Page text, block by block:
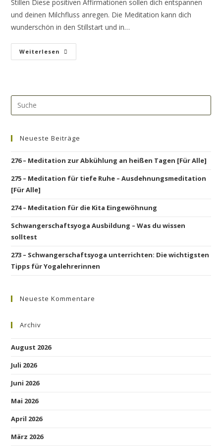
Stillen Diese positiven Affirmationen sollen dich entspannen
und deinen Milchfluss anregen. Die Meditation kann dich
wunderschön in den Stillstart und in…
Weiterlesen
Neueste Beiträge
276 – Meditation zur Abkühlung an heißen Tagen [Für Alle]
275 – Meditation für tiefe Ruhe – Ausdehnungsmeditation
[Für Alle]
274 – Meditation für die Kita Eingewöhnung
Schwangerschaftsyoga Ausbildung – Was du wissen
solltest
273 – Schwangerschaftsyoga unterrichten: Die wichtigsten
Tipps für Yogalehrerinnen
Neueste Kommentare
Archiv
August 2026
Juli 2026
Juni 2026
Mai 2026
April 2026
März 2026